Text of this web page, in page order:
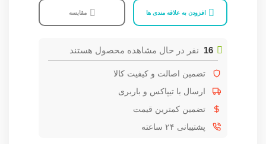
افزودن به علاقه مندی ها مقایسه
16 نفر در حال مشاهده محصول هستند
تضمین اصالت و کیفیت کالا
ارسال با تیپاکس و باربری
تضمین کمترین قیمت
پشتیبانی ۲۴ ساعته